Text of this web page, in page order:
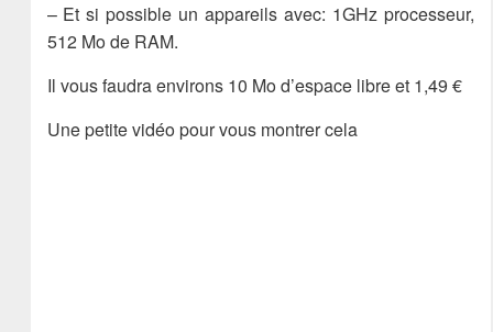
– Et si possible un appareils avec: 1GHz processeur,
512 Mo de RAM.
Il vous faudra environs 10 Mo d’espace libre et 1,49 €
Une petite vidéo pour vous montrer cela